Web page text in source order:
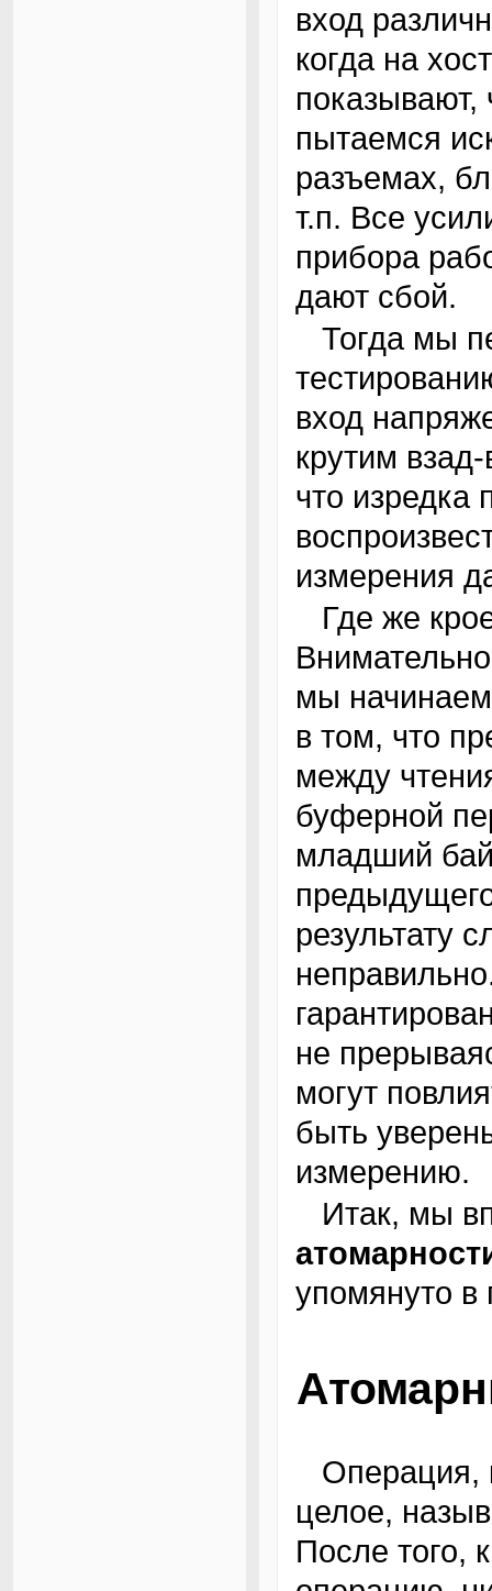
вход
когда на
пытаемся
разъемах,
т.п. Все
прибора
дают сбой.
Тогда мы переходим к комплексному
вход
крутим
что изредка
измерения
Где же кроется причина наших бед?
мы начинаем
в том, что
между
буферной
младший
результату
не
могут
быть
измерению.
Итак, мы
упомянуто в
Операция, которая выполняется как единое
целое,
После того,